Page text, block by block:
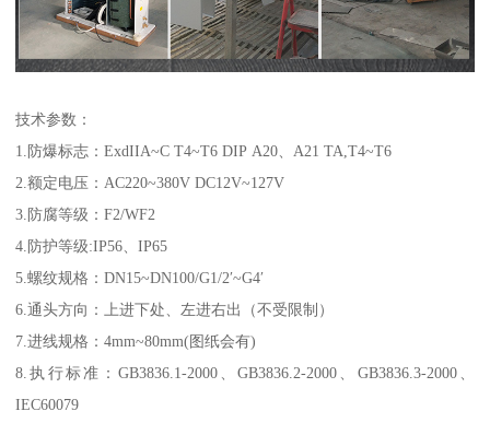
技术参数：
1.防爆标志：ExdIIA~C T4~T6 DIP A20、A21 TA,T4~T6
2.额定电压：AC220~380V DC12V~127V
3.防腐等级：F2/WF2
4.防护等级:IP56、IP65
5.螺纹规格：DN15~DN100/G1/2′~G4′
6.通头方向：上进下处、左进右出（不受限制）
7.进线规格：4mm~80mm(图纸会有)
8.执行标准：GB3836.1-2000、GB3836.2-2000、GB3836.3-2000、
IEC60079